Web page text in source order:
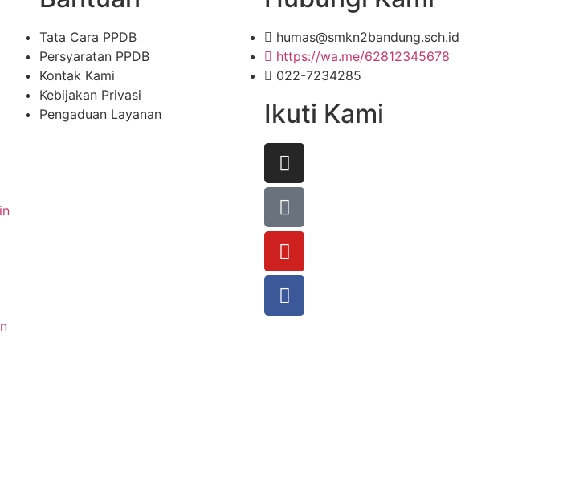
Tata Cara PPDB
Persyaratan PPDB
Kontak Kami
Kebijakan Privasi
Pengaduan Layanan
humas@smkn2bandung.sch.id
https://wa.me/62812345678
022-7234285
Ikuti Kami